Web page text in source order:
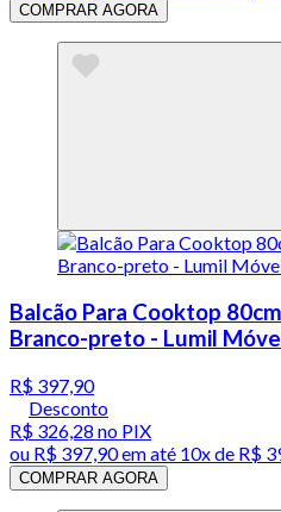
COMPRAR AGORA
Balcão Para Cooktop
Branco-preto - Lumil
R$ 397,90
Desconto
R$ 326,28 no PIX
ou R$ 397,90em até 10x de R$
COMPRAR AGORA